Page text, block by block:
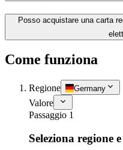
Posso acquistare una carta
Come funziona
Regione Germany
Valore
Passaggio 1
Seleziona regione